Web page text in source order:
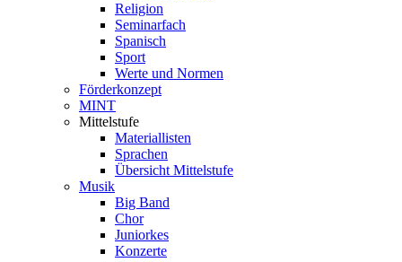
Religion
Seminarfach
Spanisch
Sport
Werte und Normen
Förderkonzept
MINT
Mittelstufe
Materiallisten
Sprachen
Übersicht Mittelstufe
Musik
Big Band
Chor
Juniorkes
Konzerte